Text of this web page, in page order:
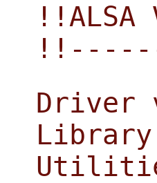
!!ALSA
Driver